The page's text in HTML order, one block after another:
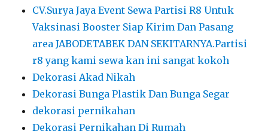
CV.Surya Jaya Event Sewa Partisi R8 Untuk
Vaksinasi Booster Siap Kirim Dan Pasang
area JABODETABEK DAN SEKITARNYA.Partisi
r8 yang kami sewa kan ini sangat kokoh
Dekorasi Akad Nikah
Dekorasi Bunga Plastik Dan Bunga Segar
dekorasi pernikahan
Dekorasi Pernikahan Di Rumah